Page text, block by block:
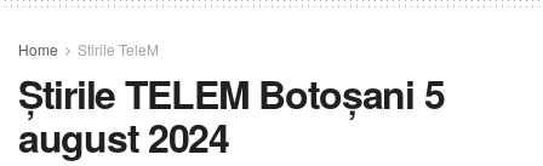
Home Stirile TeleM
Știrile TELEM Botoșani 5
august 2024